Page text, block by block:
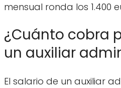
mensual ronda los 1.400
¿Cuánto cobra
un auxiliar
El salario de un auxiliar